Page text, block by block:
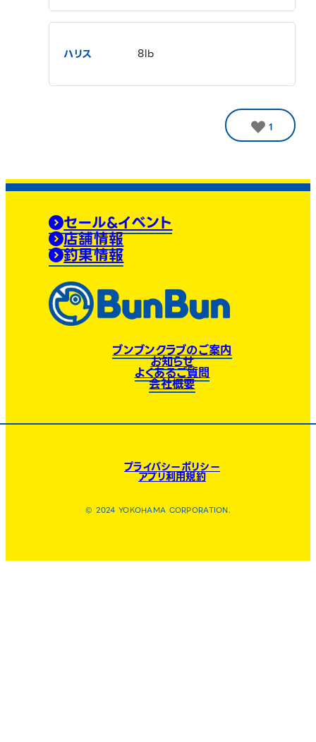
ハリス 8lb
1
セール&イベント
店舗情報
釣果情報
ブンブンクラブのご案内
お知らせ
よくあるご質問
会社概要
プライバシーポリシー
アプリ利用規約
© 2024 YOKOHAMA CORPORATION.